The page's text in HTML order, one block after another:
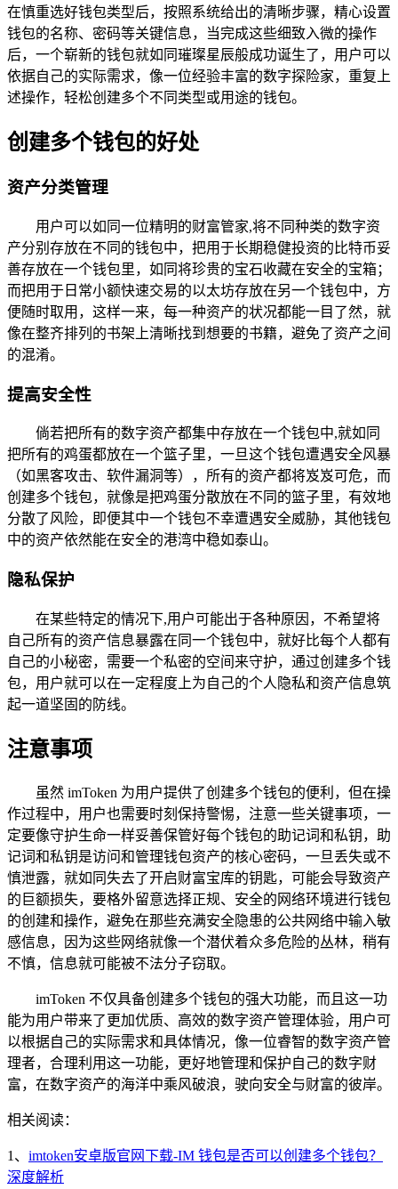
在慎重选好钱包类型后，按照系统给出的清晰步骤，精心设置
钱包的名称、密码等关键信息，当完成这些细致入微的操作
后，一个崭新的钱包就如同璀璨星辰般成功诞生了，用户可以
依据自己的实际需求，像一位经验丰富的数字探险家，重复上
述操作，轻松创建多个不同类型或用途的钱包。
创建多个钱包的好处
资产分类管理
用户可以如同一位精明的财富管家,将不同种类的数字资
产分别存放在不同的钱包中，把用于长期稳健投资的比特币妥
善存放在一个钱包里，如同将珍贵的宝石收藏在安全的宝箱；
而把用于日常小额快速交易的以太坊存放在另一个钱包中，方
便随时取用，这样一来，每一种资产的状况都能一目了然，就
像在整齐排列的书架上清晰找到想要的书籍，避免了资产之间
的混淆。
提高安全性
倘若把所有的数字资产都集中存放在一个钱包中,就如同
把所有的鸡蛋都放在一个篮子里，一旦这个钱包遭遇安全风暴
（如黑客攻击、软件漏洞等），所有的资产都将岌岌可危，而
创建多个钱包，就像是把鸡蛋分散放在不同的篮子里，有效地
分散了风险，即便其中一个钱包不幸遭遇安全威胁，其他钱包
中的资产依然能在安全的港湾中稳如泰山。
隐私保护
在某些特定的情况下,用户可能出于各种原因，不希望将
自己所有的资产信息暴露在同一个钱包中，就好比每个人都有
自己的小秘密，需要一个私密的空间来守护，通过创建多个钱
包，用户就可以在一定程度上为自己的个人隐私和资产信息筑
起一道坚固的防线。
注意事项
虽然 imToken 为用户提供了创建多个钱包的便利，但在操
作过程中，用户也需要时刻保持警惕，注意一些关键事项，一
定要像守护生命一样妥善保管好每个钱包的助记词和私钥，助
记词和私钥是访问和管理钱包资产的核心密码，一旦丢失或不
慎泄露，就如同失去了开启财富宝库的钥匙，可能会导致资产
的巨额损失，要格外留意选择正规、安全的网络环境进行钱包
的创建和操作，避免在那些充满安全隐患的公共网络中输入敏
感信息，因为这些网络就像一个潜伏着众多危险的丛林，稍有
不慎，信息就可能被不法分子窃取。
imToken 不仅具备创建多个钱包的强大功能，而且这一功
能为用户带来了更加优质、高效的数字资产管理体验，用户可
以根据自己的实际需求和具体情况，像一位睿智的数字资产管
理者，合理利用这一功能，更好地管理和保护自己的数字财
富，在数字资产的海洋中乘风破浪，驶向安全与财富的彼岸。
相关阅读：
1、 imtoken安卓版官网下载-IM 钱包是否可以创建多个钱包？
深度解析